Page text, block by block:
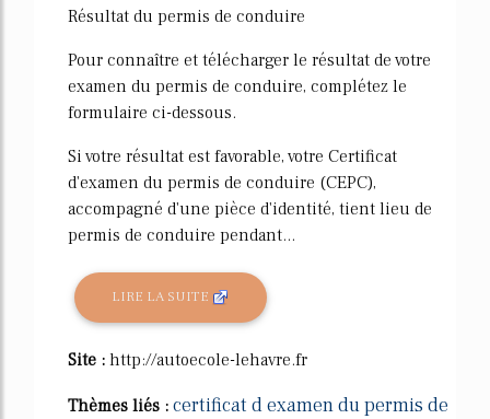
Résultat du permis de conduire
Pour connaître et télécharger le résultat de votre
examen du permis de conduire, complétez le
formulaire ci-dessous.
Si votre résultat est favorable, votre Certificat
d'examen du permis de conduire (CEPC),
accompagné d'une pièce d'identité, tient lieu de
permis de conduire pendant...
LIRE LA SUITE
Site : http://autoecole-lehavre.fr
Thèmes liés : certificat d examen du permis de